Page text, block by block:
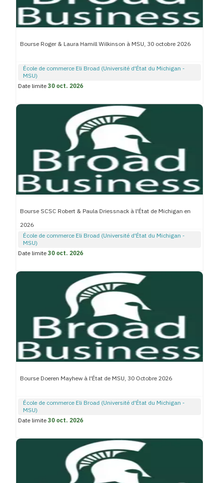
Bourse Roger & Laura Hamill Wilkinson à MSU, 30 octobre 2026
École de commerce Eli Broad (Université d'État du Michigan -
MSU)
Date limite30 oct. 2026
Bourse SCSC Robert & Paula Driessnack à l'État de Michigan en
2026
École de commerce Eli Broad (Université d'État du Michigan -
MSU)
Date limite30 oct. 2026
Bourse Doeren Mayhew à l'État de MSU, 30 Octobre 2026
École de commerce Eli Broad (Université d'État du Michigan -
MSU)
Date limite30 oct. 2026